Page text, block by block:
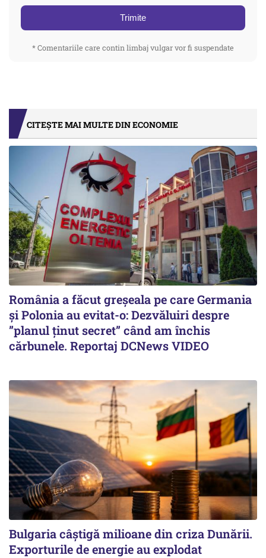
Trimite
* Comentariile care contin limbaj vulgar vor fi suspendate
CITEȘTE MAI MULTE DIN ECONOMIE
România a făcut greșeala pe care Germania
și Polonia au evitat-o: Dezvăluiri despre
”planul ținut secret” când am închis
cărbunele. Reportaj DCNews VIDEO
Bulgaria câștigă milioane din criza Dunării.
Exporturile de energie au explodat